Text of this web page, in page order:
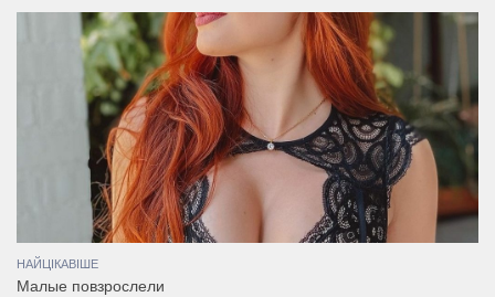
НАЙЦІКАВІШЕ
Малые повзрослели